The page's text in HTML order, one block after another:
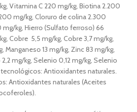
Vitamina C 220 mg/kg, Biotina 2.200
mg/kg, Cloruro de colina 2.300
mg/kg, Hierro (Sulfato ferroso) 66
Cobre 5,5 mg/kg, Cobre 3,7 mg/kg,
Manganeso 13 mg/kg, Zinc 83 mg/kg,
mg/kg, Selenio 0,12 mg/kg, Selenio
Antioxidantes naturales.
Antioxidantes naturales (Aceites